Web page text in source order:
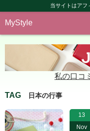
当サイトはアフ
MyStyle
私の口コ
TAG 日本の行事
13
Nov